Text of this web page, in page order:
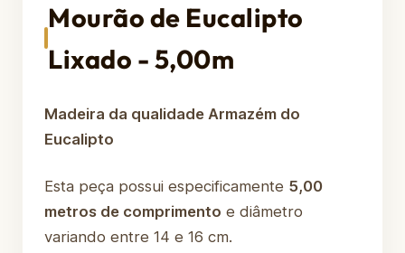
Mourão de Eucalipto
Lixado - 5,00m
Madeira da qualidade Armazém do
Eucalipto
Esta peça possui especificamente 5,00
metros de comprimento e diâmetro
variando entre 14 e 16 cm.